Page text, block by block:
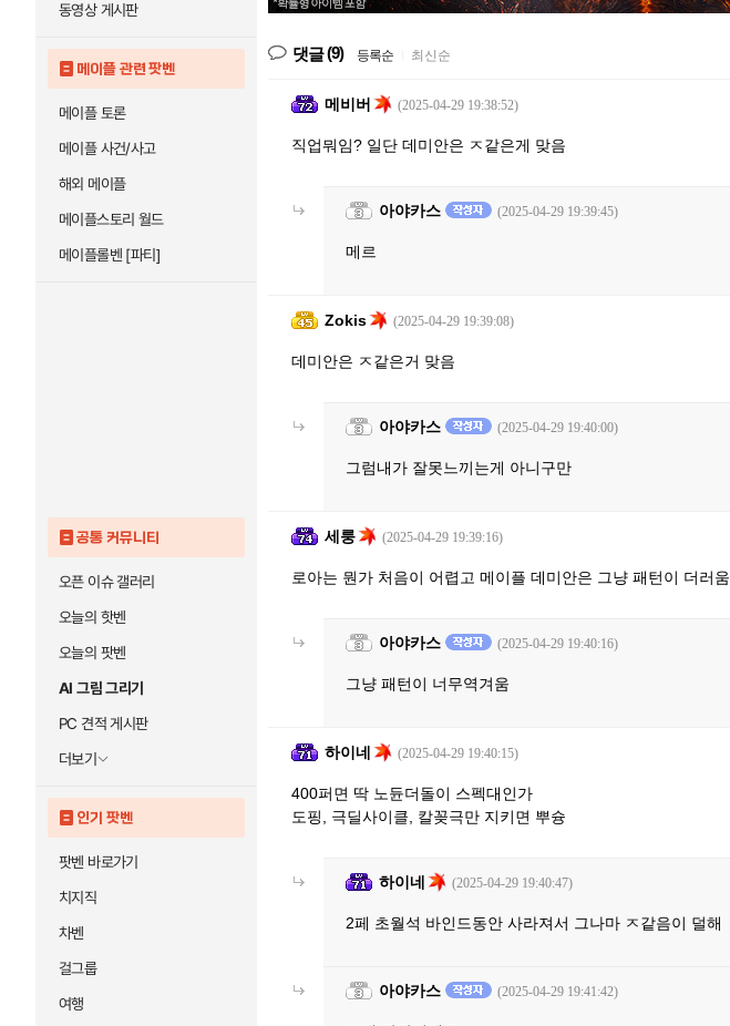
동영상 게시판
메이플 관련 팟벤
메이플 토론
메이플 사건/사고
해외 메이플
메이플스토리 월드
메이플롤벤 [파티]
공통 커뮤니티
오픈 이슈 갤러리
오늘의 핫벤
오늘의 팟벤
AI 그림 그리기
PC 견적 게시판
더보기
인기 팟벤
팟벤 바로가기
치지직
차벤
걸그룹
여행
댓글(9) 등록순 최신순
메비버 (2025-04-29 19:38:52)
직업뭐임? 일단 데미안은 ㅈ같은게 맞음
아야카스 (2025-04-29 19:39:45)
메르
Zokis (2025-04-29 19:39:08)
데미안은 ㅈ같은거 맞음
아야카스 (2025-04-29 19:40:00)
그럼내가 잘못느끼는게 아니구만
세룽 (2025-04-29 19:39:16)
로아는 뭔가 처음이 어렵고 메이플 데미안은 그냥 패턴이 더러움
아야카스 (2025-04-29 19:40:16)
그냥 패턴이 너무역겨움
하이네 (2025-04-29 19:40:15)
400퍼면 딱 노듄더돌이 스펙대인가
도핑, 극딜사이클, 칼꽂극만 지키면 뿌슝
하이네 (2025-04-29 19:40:47)
2페 초월석 바인드동안 사라져서 그나마 ㅈ같음이 덜해
아야카스 (2025-04-29 19:41:42)